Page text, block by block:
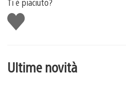
Mi
piace
Ultime novità